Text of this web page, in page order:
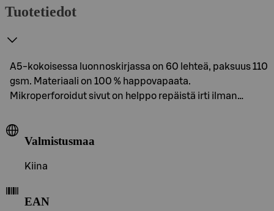
Tuotetiedot
A5-kokoisessa luonnoskirjassa on 60 lehteä, paksuus 110
gsm. Materiaali on 100 % happovapaata.
Mikroperforoidut sivut on helppo repäistä irti ilman…
Valmistusmaa
Kiina
EAN